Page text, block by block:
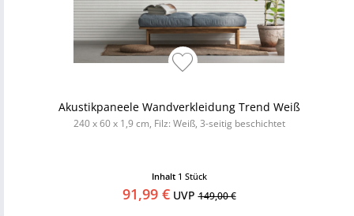
Akustikpaneele Wandverkleidung Trend Weiß
240 x 60 x 1,9 cm, Filz: Weiß, 3-seitig beschichtet
Inhalt 1 Stück
91,99 €UVP149,00 €